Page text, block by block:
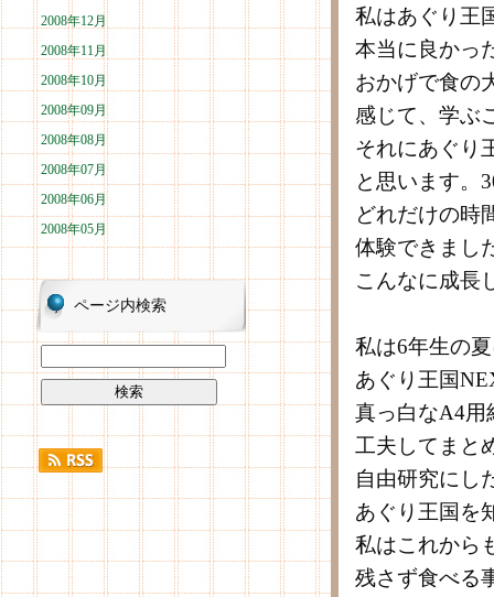
2008年12月
2008年11月
2008年10月
2008年09月
2008年08月
2008年07月
2008年06月
2008年05月
ページ内検索
私はあぐり王
本当に良かっ
おかげで食の
感じて、学ぶ
それにあぐり
と思います。
どれだけの時
体験できまし
こんなに成長
私は6年生の
あぐり王国
真っ白なA4用
工夫してまと
自由研究にし
あぐり王国を
私はこれから
残さず食べる